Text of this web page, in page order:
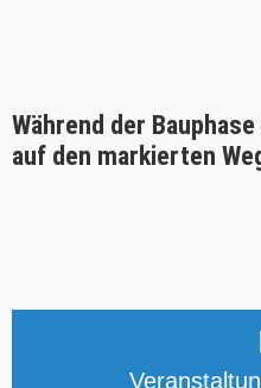
Während der
auf den markierten